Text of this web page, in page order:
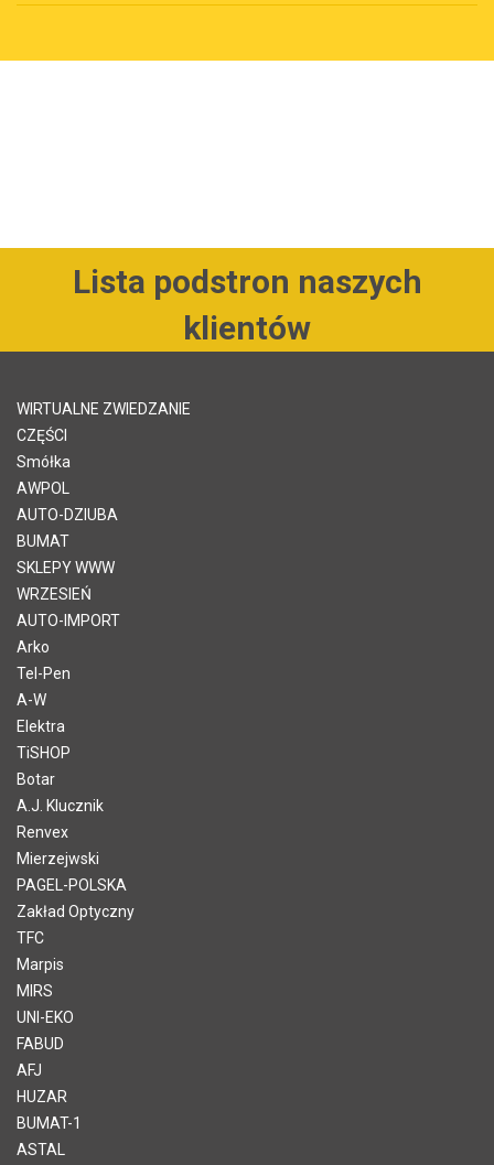
Lista podstron naszych
klientów
WIRTUALNE ZWIEDZANIE
CZĘŚCI
Smółka
AWPOL
AUTO-DZIUBA
BUMAT
SKLEPY WWW
WRZESIEŃ
AUTO-IMPORT
Arko
Tel-Pen
A-W
Elektra
TiSHOP
Botar
A.J. Klucznik
Renvex
Mierzejwski
PAGEL-POLSKA
Zakład Optyczny
TFC
Marpis
MIRS
UNI-EKO
FABUD
AFJ
HUZAR
BUMAT-1
ASTAL